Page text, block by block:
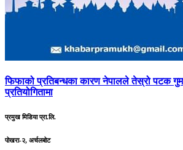
फिफाकोप्रतिबन्धका कारण नेपालले तेस्रो पटक
प्रतियोगितामा
प्रमुख मिडिया प्रा.लि.
पोखरा-२, अर्चलबोट